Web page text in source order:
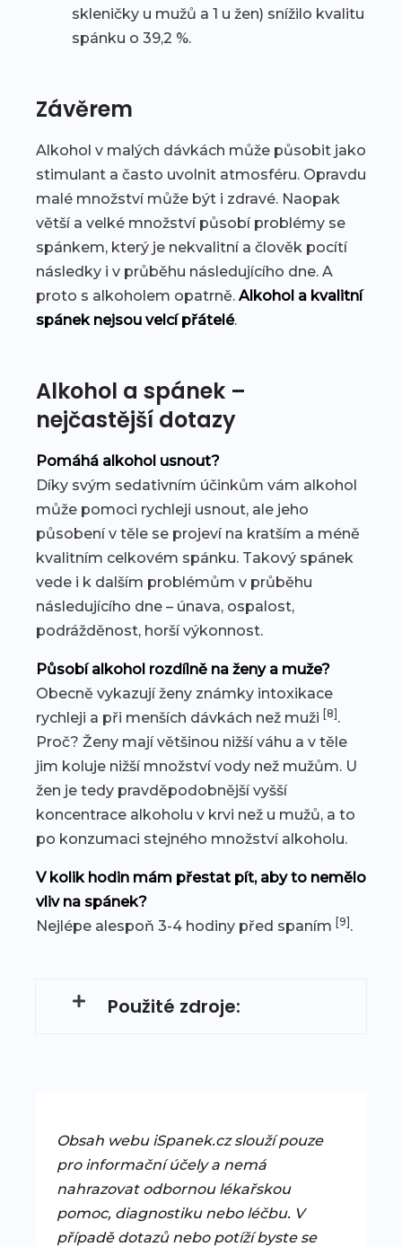
skleničky u mužů a 1 u žen) snížilo kvalitu
spánku o 39,2 %.
Závěrem
Alkohol v malých dávkách může působit jako
stimulant a často uvolnit atmosféru. Opravdu
malé množství může být i zdravé. Naopak
větší a velké množství působí problémy se
spánkem, který je nekvalitní a člověk pocítí
následky i v průběhu následujícího dne. A
proto s alkoholem opatrně. Alkohol a kvalitní
spánek nejsou velcí přátelé.
Alkohol a spánek –
nejčastější dotazy
Pomáhá alkohol usnout?
Díky svým sedativním účinkům vám alkohol
může pomoci rychleji usnout, ale jeho
působení v těle se projeví na kratším a méně
kvalitním celkovém spánku. Takový spánek
vede i k dalším problémům v průběhu
následujícího dne – únava, ospalost,
podrážděnost, horší výkonnost.
Působí alkohol rozdílně na ženy a muže?
Obecně vykazují ženy známky intoxikace
rychleji a při menších dávkách než muži [8] .
Proč? Ženy mají většinou nižší váhu a v těle
jim koluje nižší množství vody než mužům. U
žen je tedy pravděpodobnější vyšší
koncentrace alkoholu v krvi než u mužů, a to
po konzumaci stejného množství alkoholu.
V kolik hodin mám přestat pít, aby to nemělo
vliv na spánek?
Nejlépe alespoň 3-4 hodiny před spaním [9] .
Použité zdroje:
Obsah webu iSpanek.cz slouží pouze
pro informační účely a nemá
nahrazovat odbornou lékařskou
pomoc, diagnostiku nebo léčbu. V
případě dotazů nebo potíží byste se